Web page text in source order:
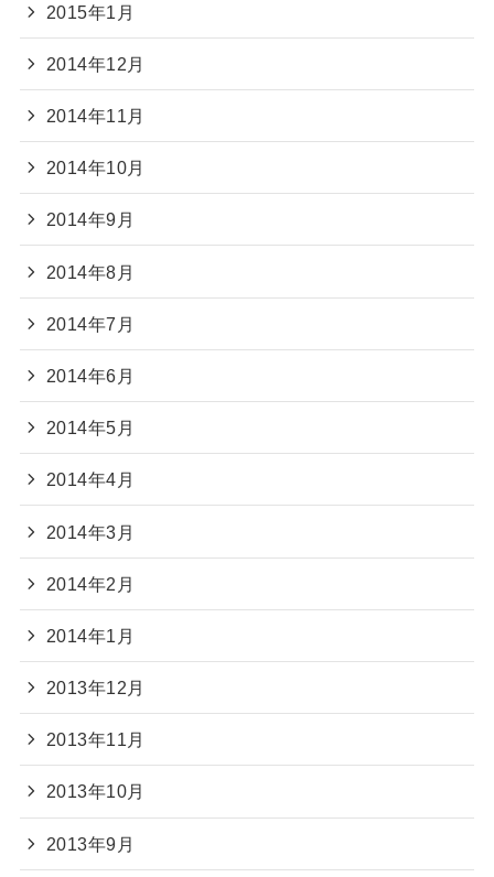
2015年1月
2014年12月
2014年11月
2014年10月
2014年9月
2014年8月
2014年7月
2014年6月
2014年5月
2014年4月
2014年3月
2014年2月
2014年1月
2013年12月
2013年11月
2013年10月
2013年9月